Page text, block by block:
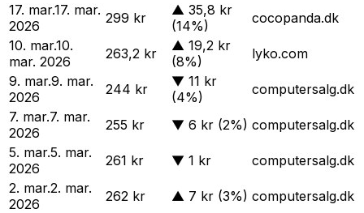
17. mar.17. mar.
2026
299 kr ▲ 35,8 kr
(14%)
cocopanda.dk
10. mar.10.
mar. 2026
263,2 kr ▲ 19,2 kr
(8%)
lyko.com
9. mar.9. mar.
2026
244 kr ▼ 11 kr
(4%)
computersalg.dk
7. mar.7. mar.
2026
255 kr ▼ 6 kr (2%) computersalg.dk
5. mar.5. mar.
2026
261 kr ▼ 1 kr
computersalg.dk
2. mar.2. mar.
2026
262 kr ▲ 7 kr (3%) computersalg.dk